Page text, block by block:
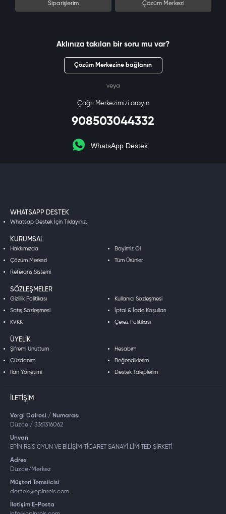
Siparişlerim Çözüm Merkezi
Aklınıza takılan bir soru mu var?
Çözüm Merkezine bağlanın
veya
Çağrı Merkezimizi arayın
908503044332
WhatsApp Destek
WHATSAPP DESTEK
Whatsap Destek İçin Tıklayınız.
KURUMSAL
Hakkımızda Bayimiz Ol
Çözüm Merkezi Tüm Ürünler
Referans Sistemi
SÖZLEŞMELER
Gizlilik Politikası Kullanıcı Sözleşmesi
Satış Sözleşmesi İptal & İade Koşulları
KVKK Çerez Politikası
ÜYELIK
Şifremi Unuttum Hesabım
Cüzdanım Beğendiklerim
İlan Yönetimi Destek Taleplerim
İLETIŞIM
Vergi Dairesi / Numarası
Düzce / 3361316062
Unvan
EPİN REİS OYUN VE BİLİŞİM TİCARET SANAYİ LİMİTED ŞİRKETİ
Adres
Düzce/Merkez
Müşteri Temsilcisi
destek@epinreis.com
İletişim E-Posta